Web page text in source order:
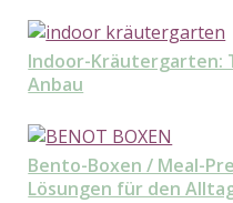
Indoor-Kräutergarten:
Anbau
Bento-Boxen / Meal-
Lösungen für den